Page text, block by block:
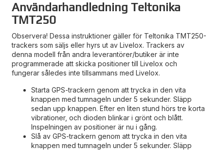
Användarhandledning Teltonika
TMT250
Observera! Dessa instruktioner gäller för Teltonika TMT250-
trackers som säljs eller hyrs ut av Livelox. Trackers av
denna modell från andra leverantörer/butiker är inte
programmerade att skicka positioner till Livelox och
fungerar således inte tillsammans med Livelox.
Starta GPS-trackern genom att trycka in den vita
knappen med tumnageln under 5 sekunder. Släpp
sedan upp knappen. Efter en liten stund hörs tre korta
vibrationer, och dioden blinkar i grönt och blått.
Inspelningen av positioner är nu i gång.
Slå av GPS-trackern genom att trycka in den vita
knappen med tumnageln under 5 sekunder. Släpp